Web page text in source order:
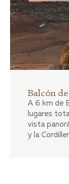
Balcón
A 6 km de
lugares
vista
y la